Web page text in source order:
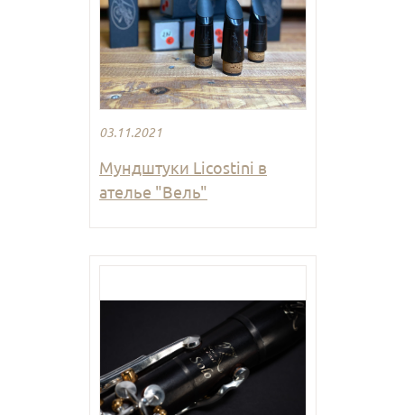
03.11.2021
Мундштуки Licostini в
ателье "Вель"